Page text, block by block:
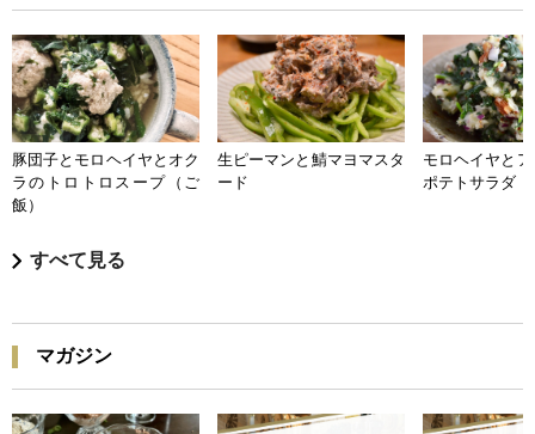
豚団子とモロヘイヤとオク
ラのトロトロスープ（ご
飯）
生ピーマンと鯖マヨマスタ
ード
モロヘイヤと
ポテトサラダ
すべて見る
マガジン